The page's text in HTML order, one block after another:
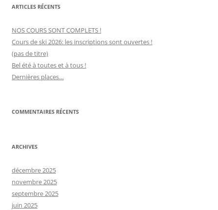
ARTICLES RÉCENTS
NOS COURS SONT COMPLETS !
Cours de ski 2026: les inscriptions sont ouvertes !
(pas de titre)
Bel été à toutes et à tous !
Dernières places…
COMMENTAIRES RÉCENTS
ARCHIVES
décembre 2025
novembre 2025
septembre 2025
juin 2025